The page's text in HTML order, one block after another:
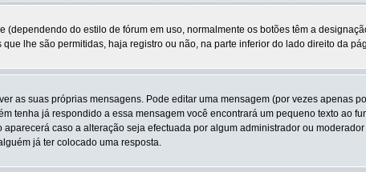
do estilo de fórum em uso, normalmente os botões têm a
lhe são permitidas, haja registro ou não, na parte inferior do lado direito da
as suas próprias mensagens. Pode editar uma mensagem (por vezes apenas
tenha já respondido a essa mensagem você encontrará um pequeno texto ao
caso a alteração seja efectuada por algum administrador ou
já ter colocado uma resposta.